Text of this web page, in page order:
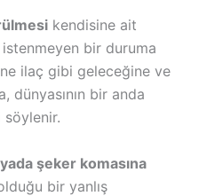
kendisine ait
bir duruma
ilaç gibi geleceğine ve
dünyasının bir anda
şeker komasına
bir yanlış